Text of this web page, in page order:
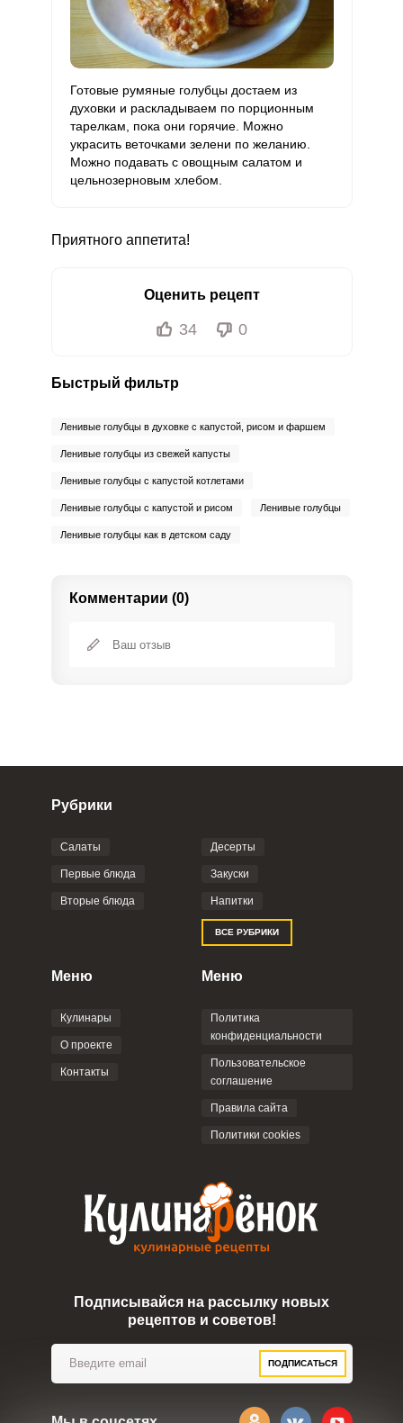
Готовые румяные голубцы достаем из
духовки и раскладываем по порционным
тарелкам, пока они горячие. Можно
украсить веточками зелени по желанию.
Можно подавать с овощным салатом и
цельнозерновым хлебом.
Приятного аппетита!
Оценить рецепт
34 0
Быстрый фильтр
Ленивые голубцы в духовке с капустой, рисом и фаршем
Ленивые голубцы из свежей капусты
Ленивые голубцы с капустой котлетами
Ленивые голубцы с капустой и рисом Ленивые голубцы
Ленивые голубцы как в детском саду
Комментарии (0)
Фото до 4 шт, до 5 mb
Отправляя эту форму, вы соглашаетесь с
Политикой
Пользовательским
соглашением
Рубрики
Салаты
Первые блюда
Вторые блюда
Десерты
Закуски
Напитки
ВСЕ РУБРИКИ
Меню
Кулинары
О проекте
Контакты
Меню
Политика
конфиденциальности
Пользовательское
соглашение
Правила сайта
Политики cookies
Подписывайся на рассылку новых
рецептов и советов!
ПОДПИСАТЬСЯ